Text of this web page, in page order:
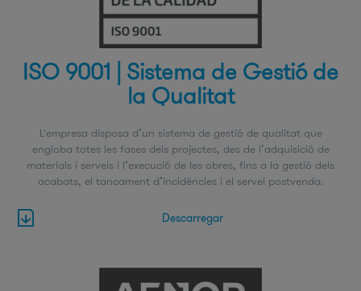
ISO 9001 | Sistema de Gestió de
la Qualitat
L'empresa disposa d’un sistema de gestió de qualitat que
engloba totes les fases dels projectes, des de l’adquisició de
materials i serveis i l’execució de les obres, fins a la gestió dels
acabats, el tancament d’incidències i el servei postvenda.
Descarregar